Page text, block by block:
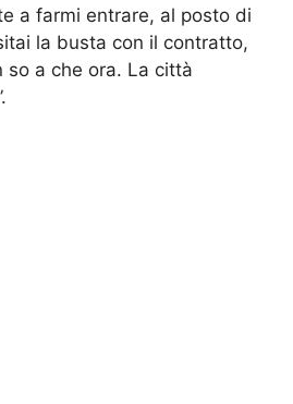
a farmi entrare, al posto di
la busta con il contratto,
so a che ora. La città